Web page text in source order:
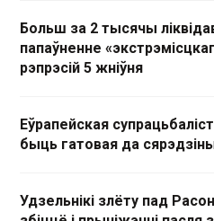
Больш за 2 тысячы
папаўненне
рэпрэсій 5 жніўня
Еўрапейская
быць гатовая да
Удзельнікі злёту пад